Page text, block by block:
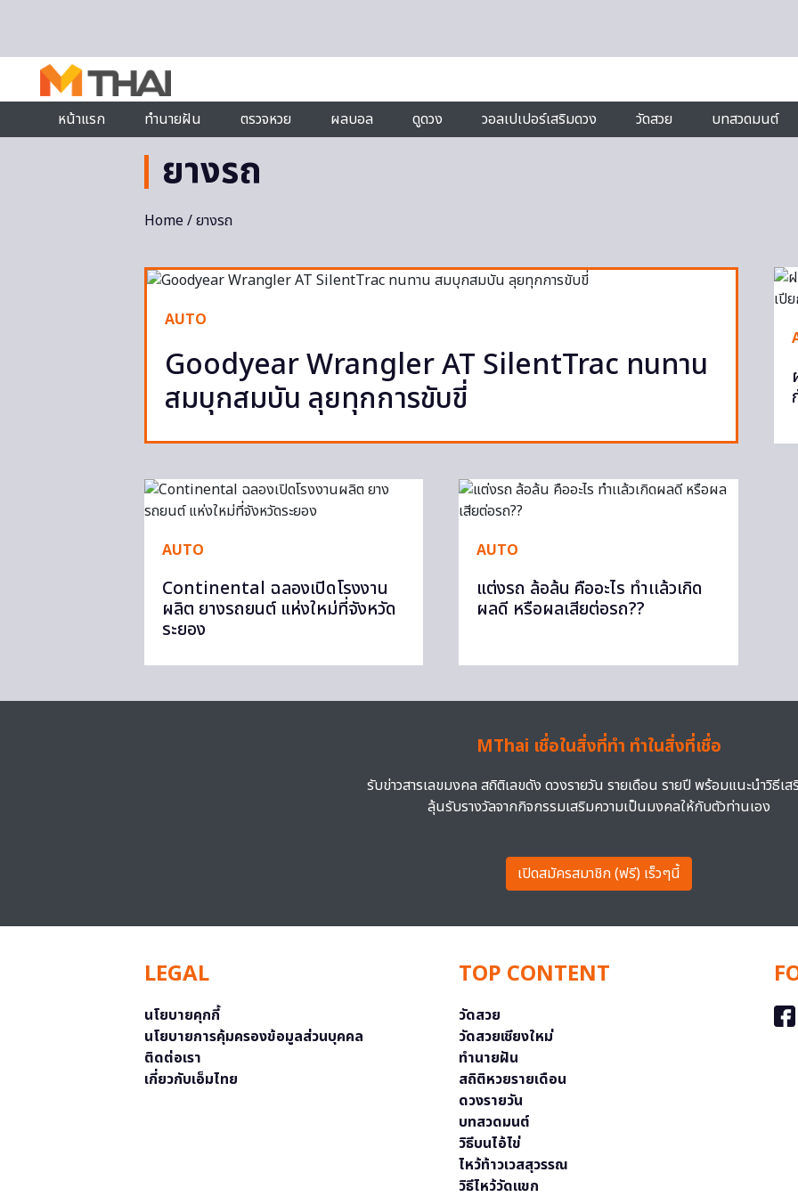
หน้าแรก
ทำนายฝัน ตรวจหวย ผลบอล ดูดวง วอลเปเปอร์เสริมดวง วัดสวย บทสวดมนต์
ยางรถ
Home/ ยางรถ
AUTO
Goodyear Wrangler AT SilentTrac ทนทาน
สมบุกสมบัน ลุยทุกการขับขี่
AUTO
Continental ฉลองเปิดโรงงาน
ผลิต ยางรถยนต์ แห่งใหม่ที่จังหวัด
ระยอง
AUTO
แต่งรถ ล้อล้น คืออะไร ทำเเล้วเกิด
ผลดี หรือผลเสียต่อรถ??
MThai เชื่อในสิ่งที่ทำ ทำในสิ่งที่เชื่อ
รับข่าวสารเลขมงคล สถิติเลขดัง ดวงรายวัน รายเดือน รายปี พร้อมแนะนำวิธีเส
ลุ้นรับรางวัลจากกิจกรรมเสริมความเป็นมงคลให้กับตัวท่านเอง
เปิดสมัครสมาชิก (ฟรี) เร็วๆนี้
LEGAL
นโยบายคุกกี้
นโยบายการคุ้มครองข้อมูลส่วนบุคคล
ติดต่อเรา
เกี่ยวกับเอ็มไทย
TOP CONTENT
วัดสวย
วัดสวยเชียงใหม่
ทำนายฝัน
สถิติหวยรายเดือน
ดวงรายวัน
บทสวดมนต์
วิธีบนไอ้ไข่
ไหว้ท้าวเวสสุวรรณ
วิธีไหว้วัดแขก